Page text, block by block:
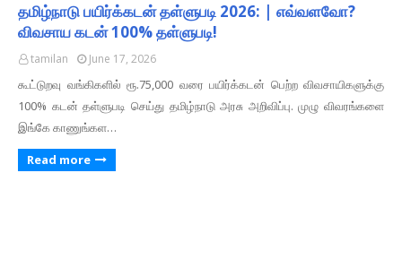
தமிழ்நாடு பயிர்க்கடன் தள்ளுபடி 2026: | எவ்வளவோ?
விவசாய கடன் 100% தள்ளுபடி!
tamilan June 17, 2026
கூட்டுறவு வங்கிகளில் ரூ.75,000 வரை பயிர்க்கடன் பெற்ற விவசாயிகளுக்கு
100% கடன் தள்ளுபடி செய்து தமிழ்நாடு அரசு அறிவிப்பு. முழு விவரங்களை
இங்கே காணுங்கள…
Read more